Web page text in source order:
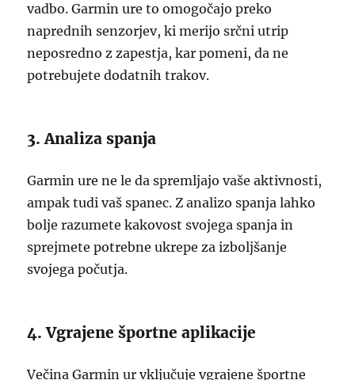
vadbo. Garmin ure to omogočajo preko
naprednih senzorjev, ki merijo srčni utrip
neposredno z zapestja, kar pomeni, da ne
potrebujete dodatnih trakov.
3. Analiza spanja
Garmin ure ne le da spremljajo vaše aktivnosti,
ampak tudi vaš spanec. Z analizo spanja lahko
bolje razumete kakovost svojega spanja in
sprejmete potrebne ukrepe za izboljšanje
svojega počutja.
4. Vgrajene športne aplikacije
Večina Garmin ur vključuje vgrajene športne